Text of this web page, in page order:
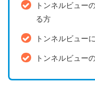
トンネルビュー
る方
トンネルビュー
トンネルビュー